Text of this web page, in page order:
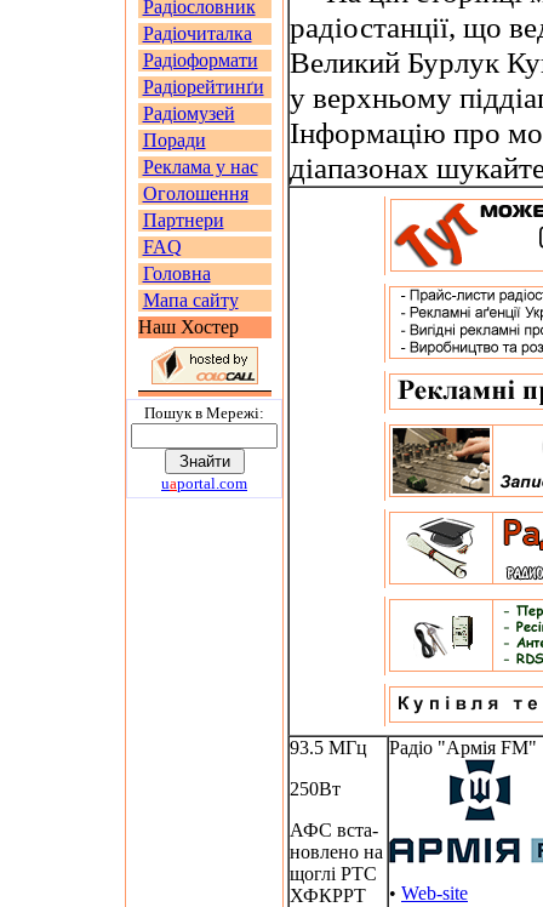
Радіословник
Радіочиталка
Радіоформати
Радіорейтинґи
Радіомузей
Поради
Реклама у нас
Оголошення
Партнери
FAQ
Головна
Мапа сайту
Наш Хостер
Пошук в Мережi:
uaportal.com
радіостанції, що
Великий Бурлук
у верхньому
Інформацію про
діапазонах
93.5 МГц
250Вт
АФС вста-
новлено на
щоглі РТС
ХФКРРТ
Радіо "Армія FM"
• Web-site